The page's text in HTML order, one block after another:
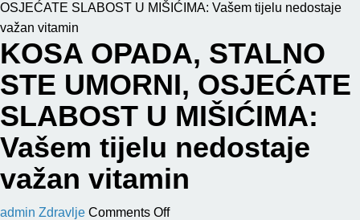
OSJEĆATE SLABOST U MIŠIĆIMA: Vašem tijelu nedostaje
važan vitamin
KOSA OPADA, STALNO
STE UMORNI, OSJEĆATE
SLABOST U MIŠIĆIMA:
Vašem tijelu nedostaje
važan vitamin
admin Zdravlje Comments Offon